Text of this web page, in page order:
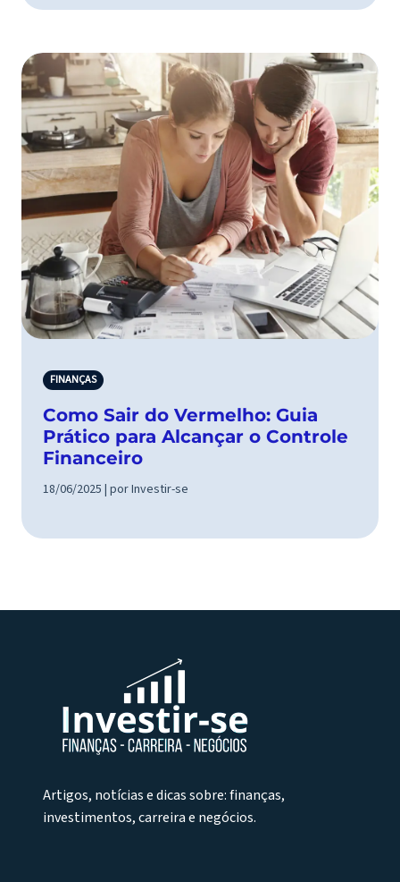
FINANÇAS
Como Sair do Vermelho: Guia
Prático para Alcançar o Controle
Financeiro
18/06/2025 | por Investir-se
Artigos, notícias e dicas sobre: finanças,
investimentos, carreira e negócios.